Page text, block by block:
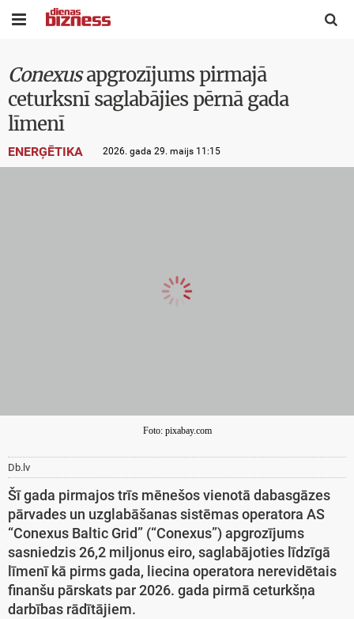
 
Conexusapgrozījums pirmajā
ceturksnī saglabājies pērnā gada
līmenī
ENERĢĒTIKA 2026. gada 29. maijs 11:15
Foto: pixabay.com
Db.lv
Šī gada pirmajos trīs mēnešos vienotā dabasgāzes
pārvades un uzglabāšanas sistēmas operatora AS
“Conexus Baltic Grid” (“Conexus”) apgrozījums
sasniedzis 26,2 miljonus eiro, saglabājoties līdzīgā
līmenī kā pirms gada, liecina operatora nerevidētais
finanšu pārskats par 2026. gada pirmā ceturkšņa
darbības rādītājiem.